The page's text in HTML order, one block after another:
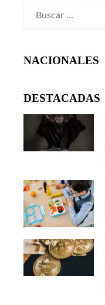
NACIONALES
DESTACADAS